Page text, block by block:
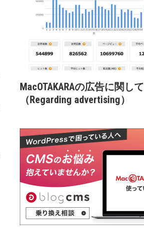
MacOTAKARAの広告に関して
（Regarding advertising）